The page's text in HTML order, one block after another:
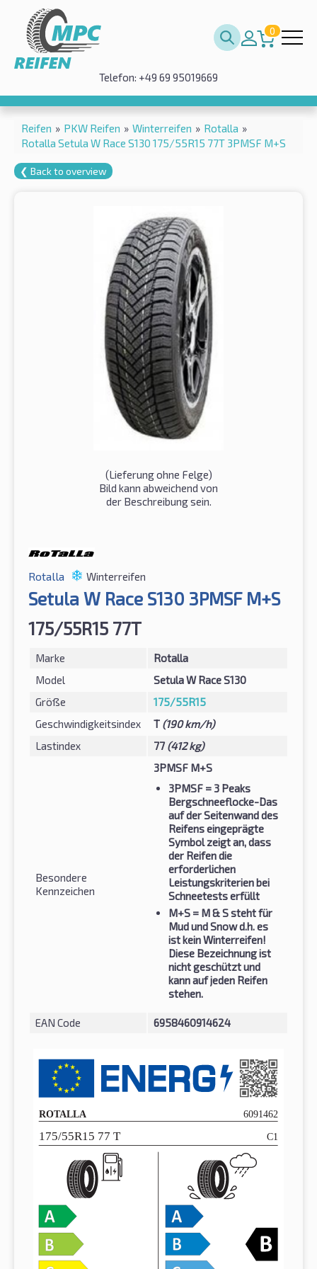
0
Telefon: +49 69 95019669
Reifen » PKW Reifen » Winterreifen » Rotalla »
Rotalla Setula W Race S130 175/55R15 77T 3PMSF M+S
❮ Back to overview
(Lieferung ohne Felge)
Bild kann abweichend von
der Beschreibung sein.
Rotalla Winterreifen
Setula W Race S130 3PMSF M+S
175/55R15 77T
Marke
Rotalla
Model
Setula W Race S130
Größe
175/55R15
Geschwindigkeitsindex
T (190 km/h)
Lastindex
77 (412 kg)
Besondere
Kennzeichen
3PMSF M+S
3PMSF = 3 Peaks
Bergschneeflocke-Das
auf der Seitenwand des
Reifens eingeprägte
Symbol zeigt an, dass
der Reifen die
erforderlichen
Leistungskriterien bei
Schneetests erfüllt
M+S = M & S steht für
Mud und Snow d.h. es
ist kein Winterreifen!
Diese Bezeichnung ist
nicht geschützt und
kann auf jeden Reifen
stehen.
EAN Code 6958460914624